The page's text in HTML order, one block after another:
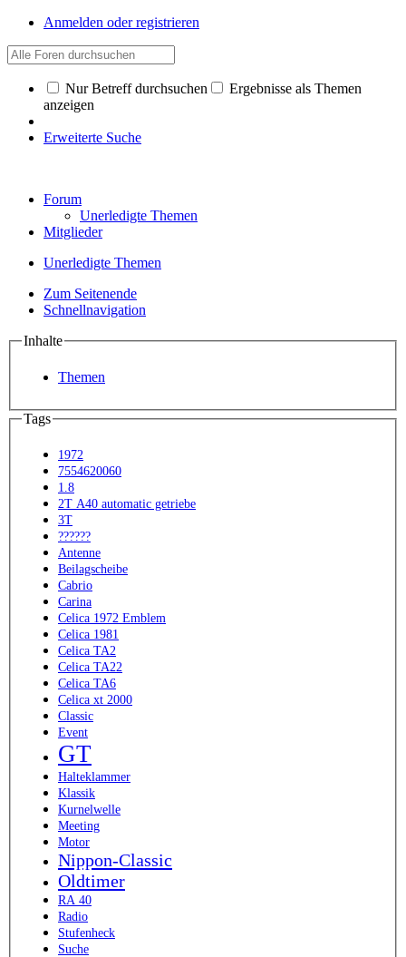
Anmelden oder registrieren
Nur Betreff durchsuchen
Ergebnisse als Themen
anzeigen
Erweiterte Suche
Forum
Unerledigte Themen
Mitglieder
Unerledigte Themen
Zum Seitenende
Schnellnavigation
Inhalte
Themen
Tags
1972
7554620060
1.8
2T A40 automatic getriebe
3T
??????
Antenne
Beilagscheibe
Cabrio
Carina
Celica 1972 Emblem
Celica 1981
Celica TA2
Celica TA22
Celica TA6
Celica xt 2000
Classic
Event
GT
Halteklammer
Klassik
Kurnelwelle
Meeting
Motor
Nippon-Classic
Oldtimer
RA 40
Radio
Stufenheck
Suche